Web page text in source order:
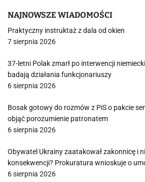
NAJNOWSZE WIADOMOŚCI
Praktyczny instruktaż z dala od okien
7 sierpnia 2026
37-letni Polak zmarł po interwencji
badają działania funkcjonariuszy
6 sierpnia 2026
Bosak gotowy do rozmów z PiS o pakcie
objąć porozumienie patronatem
6 sierpnia 2026
Obywatel Ukrainy zaatakował zakonnicę i
konsekwencji? Prokuratura wnioskuje o
6 sierpnia 2026